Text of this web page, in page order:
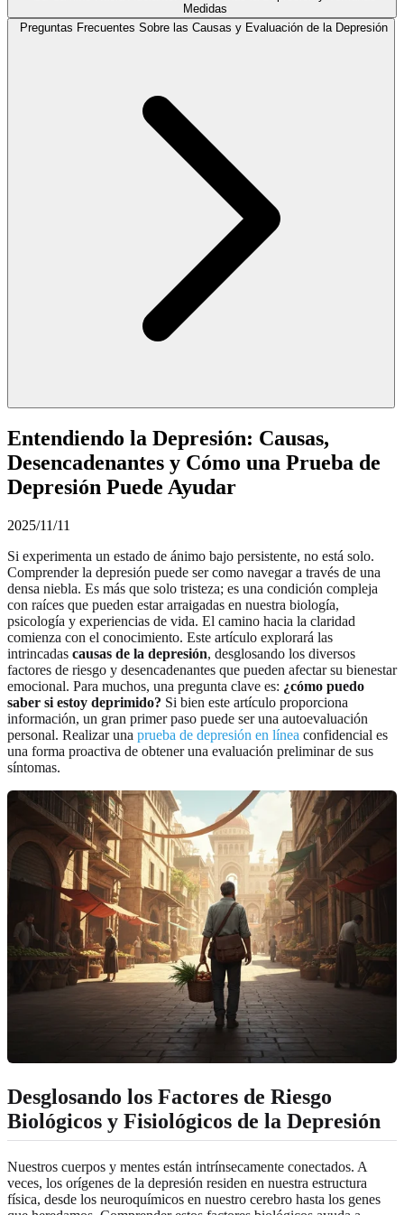
Medidas
Preguntas Frecuentes Sobre las Causas y Evaluación de la Depresión
Entendiendo la Depresión: Causas,
Desencadenantes y Cómo una Prueba de
Depresión Puede Ayudar
2025/11/11
Si experimenta un estado de ánimo bajo persistente, no está solo.
Comprender la depresión puede ser como navegar a través de una
densa niebla. Es más que solo tristeza; es una condición compleja
con raíces que pueden estar arraigadas en nuestra biología,
psicología y experiencias de vida. El camino hacia la claridad
comienza con el conocimiento. Este artículo explorará las
intrincadas causas de la depresión, desglosando los diversos
factores de riesgo y desencadenantes que pueden afectar su bienestar
emocional. Para muchos, una pregunta clave es: ¿cómo puedo
saber si estoy deprimido? Si bien este artículo proporciona
información, un gran primer paso puede ser una autoevaluación
personal. Realizar una prueba de depresión en línea confidencial es
una forma proactiva de obtener una evaluación preliminar de sus
síntomas.
Desglosando los Factores de Riesgo
Biológicos y Fisiológicos de la Depresión
Nuestros cuerpos y mentes están intrínsecamente conectados. A
veces, los orígenes de la depresión residen en nuestra estructura
física, desde los neuroquímicos en nuestro cerebro hasta los genes